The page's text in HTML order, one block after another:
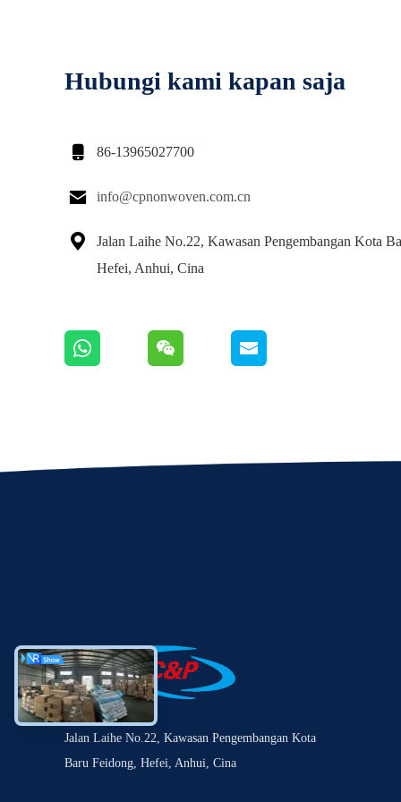
Hubungi kami kapan saja
 86-13965027700
 info@cpnonwoven.com.cn

Jalan Laihe No.22, Kawasan Pengembangan Kota
Hefei, Anhui, Cina
Jalan Laihe No.22, Kawasan Pengembangan Kota
Baru Feidong, Hefei, Anhui, Cina